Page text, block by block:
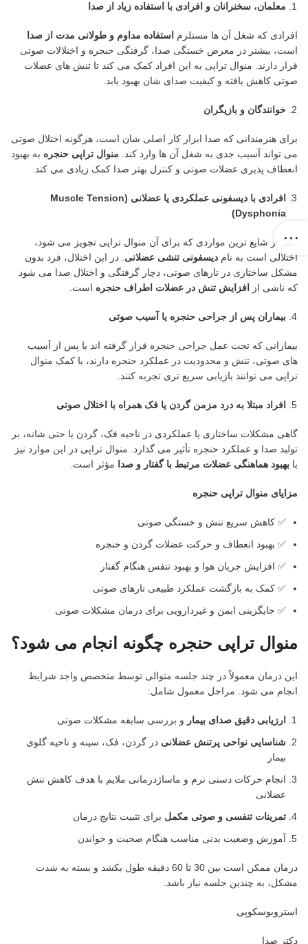
معلمان، سخنرانان و افرادی با استفاده زیاد از صدا
افرادی که شغل آن ها مستلزم استفاده مداوم و طولانی مدت از صدا
است، بیشتر در معرض خستگی صدا، گرفتگی حنجره و اختلالات صوتی
قرار دارند. منوال تراپی به این افراد کمک می کند تا تنش های عضلات
صوتی کاهش یافته و کیفیت صدای شان بهبود یابد.
خوانندگان و بازیگران
برای هنرمندانی که صدا ابزار کار اصلی شان است، هرگونه اختلال صوتی
می تواند آسیب جدی به شغل آن ها وارد کند. منوال تراپی حنجره به بهبود
انعطاف پذیری عضلات صوتی و کنترل بهتر صدا کمک زیادی می کند.
افرادی با دیسفونی عملکردی یا عضلانی
(Muscle Tension
Dysphonia)
یکی از شایع ترین مواردی که برای آن منوال تراپی تجویز می شود،
اختلالی است به نام دیسفونی تنشی عضلانی. در این اختلال، فرد بدون
مشکل ساختاری در تارهای صوتی، دچار گرفتگی و اختلال صدا می شود
که ناشی از
افزایش تنش در عضلات اطراف حنجره است.
بیماران پس از جراحی حنجره یا آسیب صوتی
بیمارانی که تحت عمل جراحی حنجره قرار گرفته اند یا پس از آسیب
های صوتی، تنش و محدودیت در عملکرد حنجره دارند، با کمک منوال
تراپی می توانند بازیابی سریع تری تجربه کنند.
افراد مبتلا به درد مزمن گردن یا فک همراه با اختلال صوتی
گاهی مشکلات ساختاری یا عملکردی در ناحیه فک، گردن یا حتی شانه، بر
تولید صدا و عملکرد حنجره تأثیر می گذارد. منوال تراپی در این موارد نیز
با بهبود هماهنگی عضلات مرتبط با گفتار و صدا مؤثر است.
مزایای منوال تراپی حنجره
✅ کاهش سریع تنش و خستگی صوتی
✅ بهبود انعطاف و حرکت عضلات گردن و حنجره
✅ افزایش جریان هوا و بهبود تنفس هنگام گفتار
✅ کمک به بازگشت عملکرد طبیعی تارهای صوتی
✅ جایگزینی ایمن و غیردارویی برای درمان مشکلات صوتی
منوال تراپی حنجره چگونه انجام می شود؟
این درمان معمولاً در چند جلسه متوالی توسط متخصص واجد شرایط
انجام می شود. مراحل معمول شامل:
ارزیابی دقیق صدای بیمار و بررسی سابقه مشکلات صوتی
شناسایی نواحی پرتنش عضلانی در گردن، فک، سینه و ناحیه گلوی
بیمار
انجام حرکات دستی نرم و ماساژدرمانی ملایم با هدف کاهش تنش
عضلانی
تمرینات تنفسی و صوتی مکمل برای تثبیت نتایج درمان
آموزش وضعیت بدنی مناسب هنگام صحبت و خواندن
درمان ممکن است بین 30 تا 60 دقیقه طول بکشد و بسته به شدت
مشکل، به چندین جلسه نیاز باشد.
استروبوسکوپی
دکتر صدا